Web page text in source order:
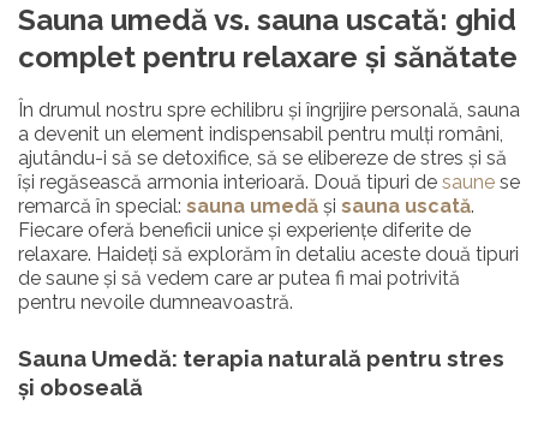
Sauna umedă vs. sauna uscată: ghid
complet pentru relaxare și sănătate
În drumul nostru spre echilibru și îngrijire personală, sauna
a devenit un element indispensabil pentru mulți români,
ajutându-i să se detoxifice, să se elibereze de stres și să
își regăsească armonia interioară. Două tipuri de saune se
remarcă în special: sauna umedă și sauna uscată.
Fiecare oferă beneficii unice și experiențe diferite de
relaxare. Haideți să explorăm în detaliu aceste două tipuri
de saune și să vedem care ar putea fi mai potrivită
pentru nevoile dumneavoastră.
Sauna Umedă: terapia naturală pentru stres
și oboseală